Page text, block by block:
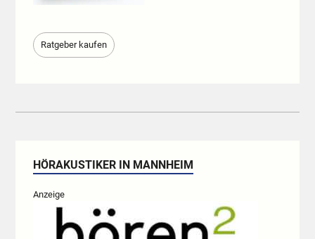
Ratgeber kaufen
HÖRAKUSTIKER IN MANNHEIM
Anzeige